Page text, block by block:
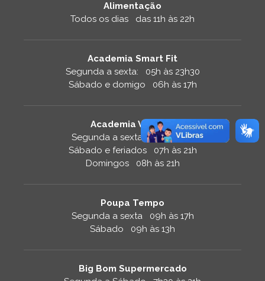
Alimentação
Todos os dias das 11h às 22h
Academia Smart Fit
Segunda a sexta: 05h às 23h30
Sábado e domigo 06h às 17h
Academia Velocity
Segunda a sexta 06h às 21h
Sábado e feriados 07h às 21h
Domingos 08h às 21h
Poupa Tempo
Segunda a sexta 09h às 17h
Sábado 09h às 13h
Big Bom Supermercado